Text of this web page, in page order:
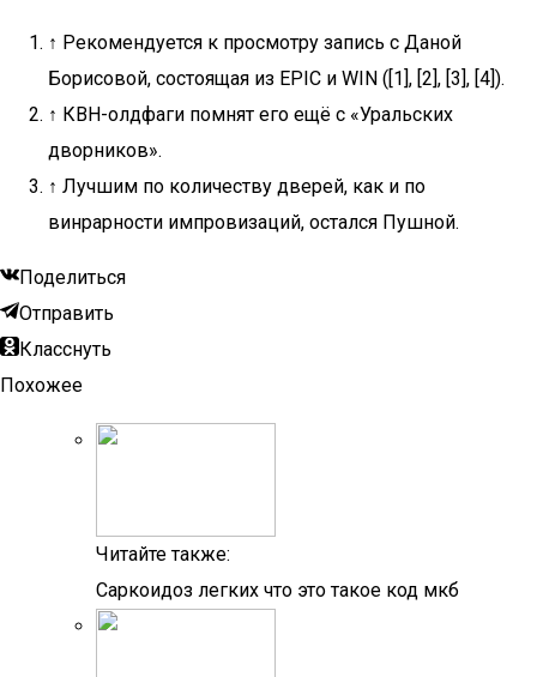
↑ Рекомендуется к просмотру запись с Даной
Борисовой, состоящая из EPIC и WIN ([1], [2], [3], [4]).
↑ КВН-олдфаги помнят его ещё с «Уральских
дворников».
↑ Лучшим по количеству дверей, как и по
винрарности импровизаций, остался Пушной.
Поделиться
Отправить
Класснуть
Похожее
Читайте также:
Саркоидоз легких что это такое код мкб